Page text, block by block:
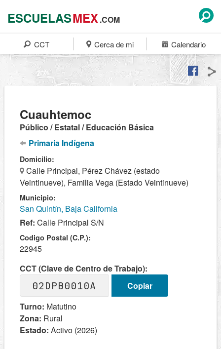
ESCUELASMEX.COM
CCT Cerca de mi Calendario
Cuauhtemoc
Público / Estatal / Educación Básica
Primaria Indígena
Domicilio:
Calle Principal, Pérez Chávez (estado
Veintinueve), Familia Vega (Estado Veintinueve)
Municipio:
San Quintín, Baja California
Ref: Calle Principal S/N
Codigo Postal (C.P.):
22945
CCT (Clave de Centro de Trabajo):
02DPB0010A
Copiar
Turno: Matutino
Zona: Rural
Estado: Activo (2026)